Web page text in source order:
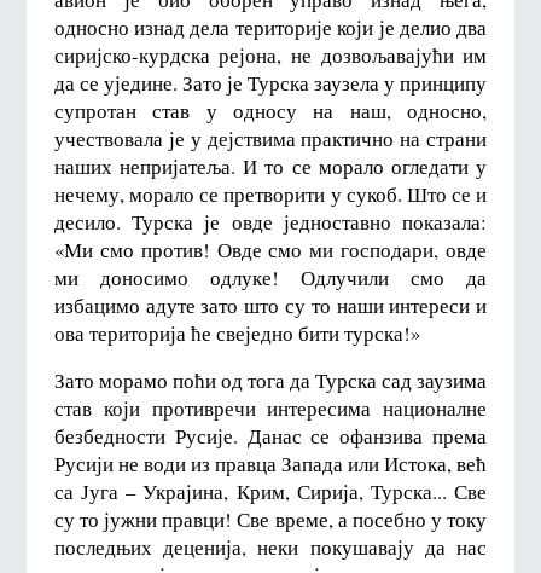
односно изнад дела територије који је делио два
сиријско-курдска рејона, не дозвољавајући им
да се уједине. Зато је Турска заузела у принципу
супротан став у односу на наш, односно,
учествовала је у дејствима практично на страни
наших непријатеља. И то се морало огледати у
нечему, морало се претворити у сукоб. Што се и
десило. Турска је овде једноставно показала:
«Ми смо против! Овде смо ми господари, овде
ми доносимо одлуке! Одлучили смо да
избацимо адуте зато што су то наши интереси и
ова територија ће свеједно бити турска!»
Зато морамо поћи од тога да Турска сад заузима
став који противречи интересима националне
безбедности Русије. Данас се офанзива према
Русији не води из правца Запада или Истока, већ
са Југа – Украјина, Крим, Сирија, Турска... Све
су то јужни правци! Све време, а посебно у току
последњих деценија, неки покушавају да нас